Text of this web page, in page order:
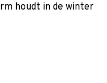
houdt in de winter